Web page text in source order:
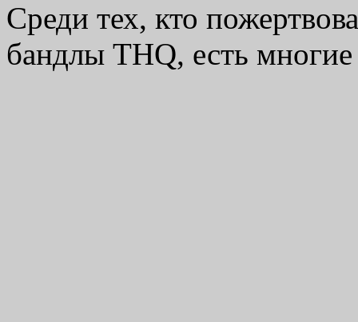
Среди тех, кто
бандлы THQ, есть